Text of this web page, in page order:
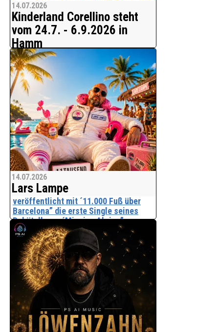
14.07.2026
Kinderland Corellino steht
vom 24.7. - 6.9.2026 in
Hamm
Freizeitspaß für die ganze Familie
Kinderland Corellino, der mobile
Freizeitspaß für die ganze Familie mit
vielen neuen Attraktionen - noch
größer, noch spektakulärer - verspricht
Spaß, Freude und jede Menge Action.
Hier kommt ke
14.07.2026
Lars Lampe
veröffentlicht mit ´11.000 Fuß über
Barcelona” die erste Single seines
Debütalbums ´Mission Abriss”.
Mit "11.000 Fuß über Barcelona" startet
Lars Lampe als Der Larstronaut. Eine
neue Kunstfigur, die das Leben mit
einem Augenzwinkern nimmt und ihre
Abenteuer irgendwo zwischen Mallorca,
Flugzeug, Par